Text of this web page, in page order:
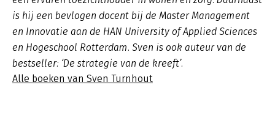
is hij een bevlogen docent bij de Master Management
en Innovatie aan de HAN University of Applied Sciences
en Hogeschool Rotterdam. Sven is ook auteur van de
bestseller: ‘De strategie van de kreeft’.
Alle boeken van Sven Turnhout